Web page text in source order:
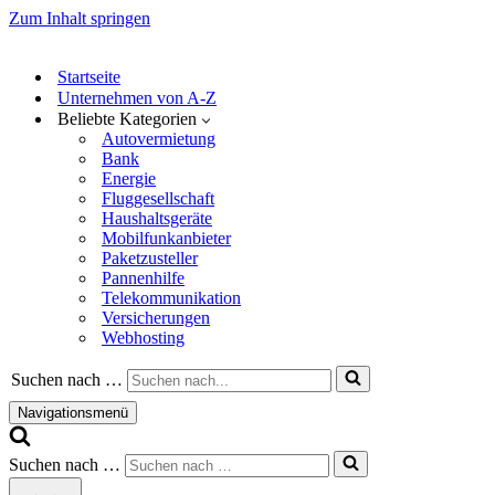
Zum Inhalt springen
Startseite
Unternehmen von A-Z
Beliebte Kategorien
Autovermietung
Bank
Energie
Fluggesellschaft
Haushaltsgeräte
Mobilfunkanbieter
Paketzusteller
Pannenhilfe
Telekommunikation
Versicherungen
Webhosting
Suchen nach …
Navigationsmenü
Suchen nach …